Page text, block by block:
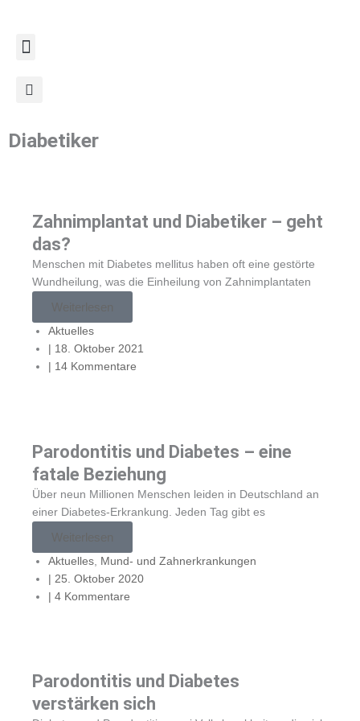
springen
Diabetiker
Zahnimplantat und Diabetiker – geht
das?
Menschen mit Diabetes mellitus haben oft eine gestörte
Wundheilung, was die Einheilung von Zahnimplantaten
Weiterlesen
Aktuelles
18. Oktober 2021
14 Kommentare
Parodontitis und Diabetes – eine
fatale Beziehung
Über neun Millionen Menschen leiden in Deutschland an
einer Diabetes-Erkrankung. Jeden Tag gibt es
Weiterlesen
Aktuelles Mund- und Zahnerkrankungen
| 25. Oktober 2020
| 4 Kommentare
Parodontitis und Diabetes
verstärken sich